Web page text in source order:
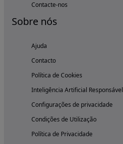
Contacte-nos
Sobre nós
Ajuda
Contacto
Política de Cookies
Inteligência Artificial Responsável
Configurações de privacidade
Condições de Utilização
Política de Privacidade